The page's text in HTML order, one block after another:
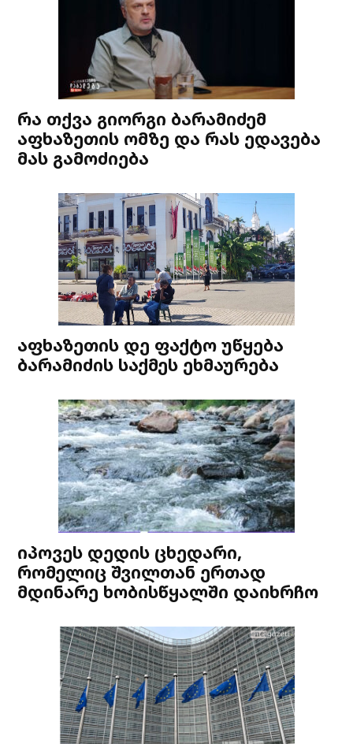
რა თქვა გიორგი ბარამიძემ
აფხაზეთის ომზე და რას ედავება
მას გამოძიება
აფხაზეთის დე ფაქტო უწყება
ბარამიძის საქმეს ეხმაურება
იპოვეს დედის ცხედარი,
რომელიც შვილთან ერთად
მდინარე ხობისწყალში დაიხრჩო